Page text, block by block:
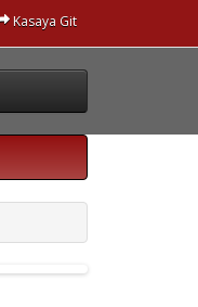
Kasaya Git